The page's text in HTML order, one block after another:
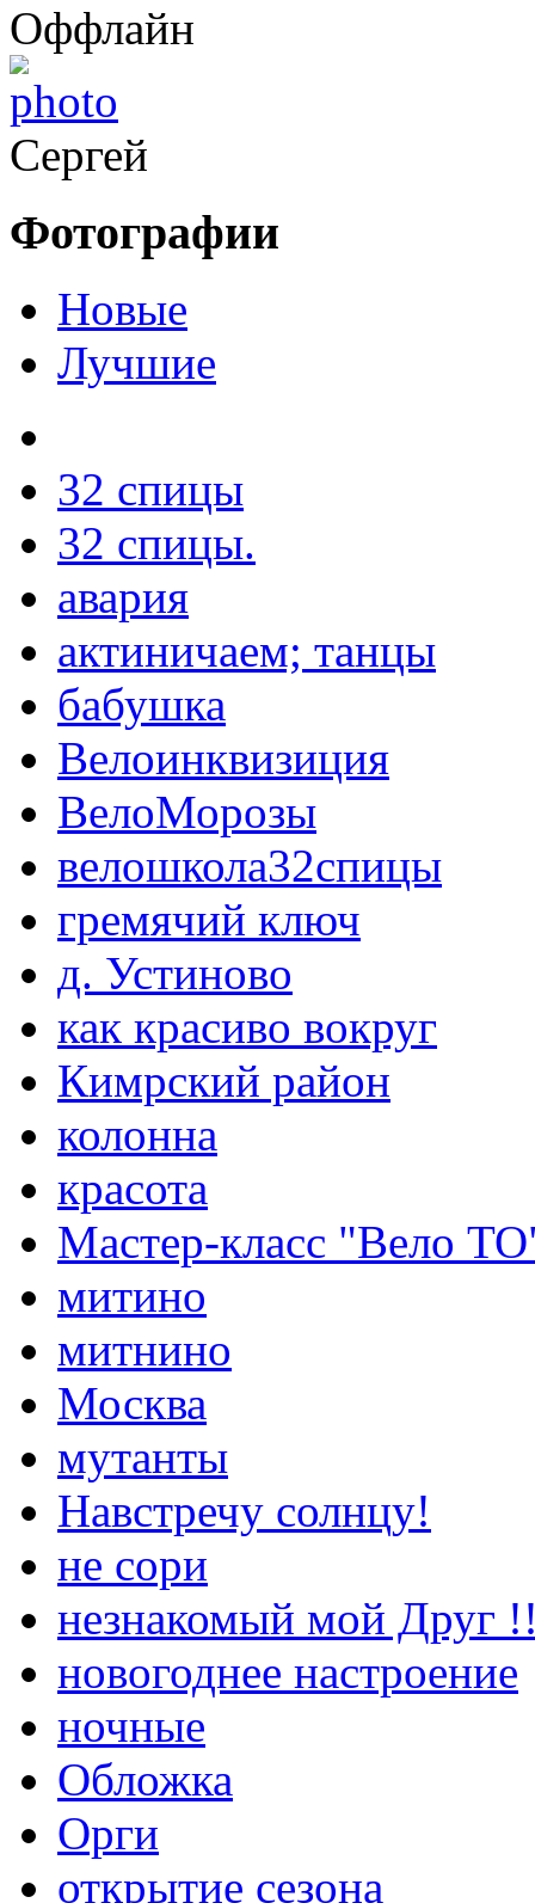
Оффлайн
Сергей
Фотографии
Новые
Лучшие
32 спицы
32 спицы.
авария
актиничаем; танцы
бабушка
Велоинквизиция
ВелоМорозы
велошкола32спицы
гремячий ключ
д. Устиново
как красиво вокруг
Кимрский район
колонна
красота
Мастер-класс "Вело
митино
митнино
Москва
мутанты
Навстречу солнцу!
не сори
незнакомый мой Друг
новогоднее настроение
ночные
Обложка
Орги
открытие сезона